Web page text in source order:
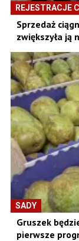
REJESTRACJE
Sprzedaż
zwiększyła ją
SADY
Gruszek
pierwsze